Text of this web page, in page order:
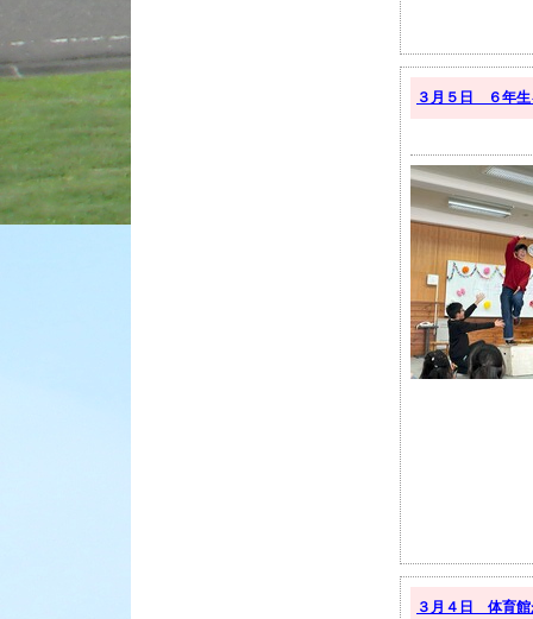
３月５日 ６年生
３月４日 体育館